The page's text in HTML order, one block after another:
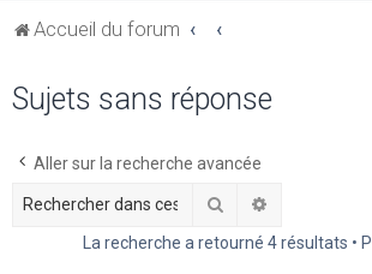
Accueil du forum
Sujets sans réponse
Aller sur la recherche avancée
Rechercher
La recherche a retourné 4 résultats •